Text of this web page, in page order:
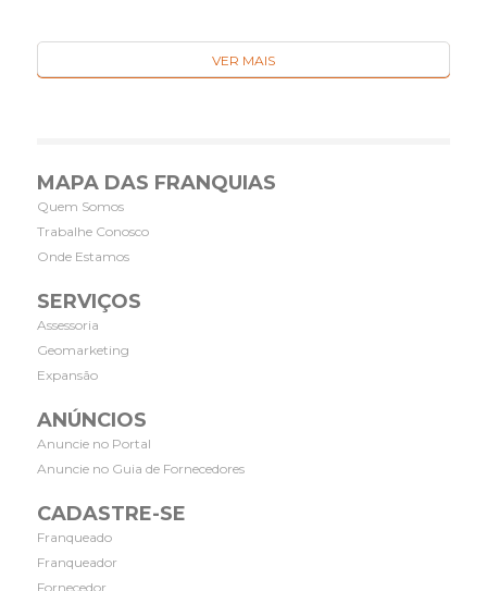
VER MAIS
MAPA DAS FRANQUIAS
Quem Somos
Trabalhe Conosco
Onde Estamos
SERVIÇOS
Assessoria
Geomarketing
Expansão
ANÚNCIOS
Anuncie no Portal
Anuncie no Guia de Fornecedores
CADASTRE-SE
Franqueado
Franqueador
Fornecedor